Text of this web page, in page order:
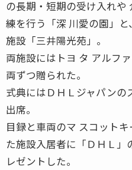
の長期・短期の受け入れや
練を行う「深 川愛の園」
施設「三井陽光苑」。
両施設にはトヨ タ アルフ
両ずつ贈られた。
式典にはＤＨＬジャパンの
出席。
目録と車両のマ スコット
た施設入居者に「ＤＨＬ」
レゼントした。